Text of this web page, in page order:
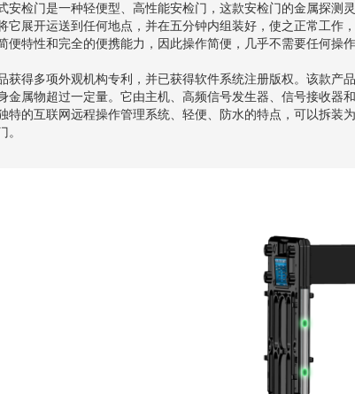
安检门是一种轻便型、高性能安检门，这款安检门的金属探测
它展开运送到任何地点，并在五分钟内组装好，使之正常工作
便特性和完全的便携能力，因此操作简便，几乎不需要任何操作
获得多项外观机构专利，并已获得软件系统注册版权。该款产
金属物超过一定量。它由主机、高频信号发生器、信号接收器
特的互联网远程操作管理系统、轻便、防水的特点，可以拆装
。